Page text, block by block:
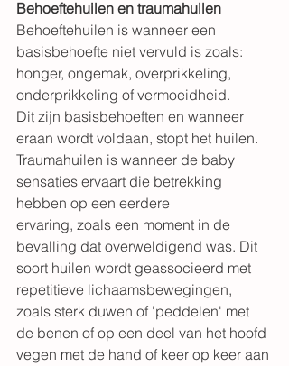
Behoeftehuilen en traumahuilen
Behoeftehuilen is wanneer een
basisbehoefte niet vervuld is zoals:
honger, ongemak, overprikkeling,
onderprikkeling of vermoeidheid.
Dit zijn basisbehoeften en wanneer
eraan wordt voldaan, stopt het huilen.
Traumahuilen is wanneer de baby
sensaties ervaart die betrekking
hebben op een eerdere
ervaring, zoals een moment in de
bevalling dat overweldigend was. Dit
soort huilen wordt geassocieerd met
repetitieve lichaamsbewegingen,
zoals sterk duwen of 'peddelen' met
de benen of op een deel van het hoofd
vegen met de hand of keer op keer aan